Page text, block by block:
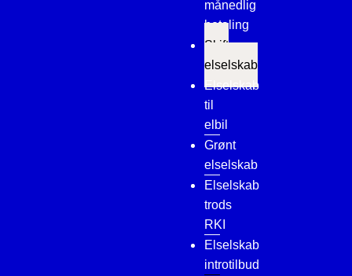
månedlig
betaling
Skift
elselskab
Elselskab
til
elbil
Grønt
elselskab
Elselskab
trods
RKI
Elselskab
introtilbud